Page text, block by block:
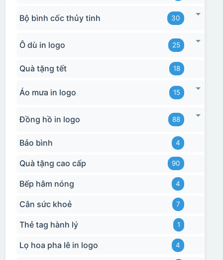
Bộ bình cốc thủy tinh 30
Ô dù in logo 25
Quà tặng tết 18
Áo mưa in logo 15
Đồng hồ in logo 88
Bảo bình 4
Quà tặng cao cấp 90
Bếp hâm nóng 4
Cân sức khoẻ 7
Thẻ tag hành lý 1
Lọ hoa pha lê in logo 4